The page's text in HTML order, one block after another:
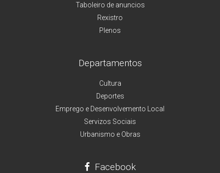
Taboleiro de anuncios
Rexistro
Plenos
Departamentos
Cultura
Deportes
Emprego e Desenvolvemento Local
Servizos Sociais
Urbanismo e Obras
Facebook